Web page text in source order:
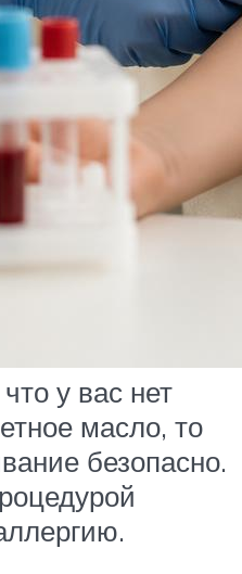
у вас нет
масло, то
безопасно.